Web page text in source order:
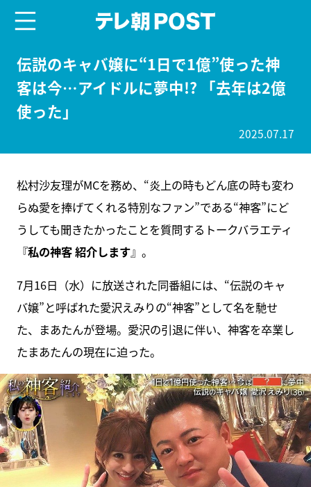
伝説のキャバ嬢に“1日で1億”使った神
客は今…アイドルに夢中!? 「去年は2億
使った」
2025.07.17
松村沙友理がMCを務め、“炎上の時もどん底の時も変わ
らぬ愛を捧げてくれる特別なファン”である“神客”にど
うしても聞きたかったことを質問するトークバラエティ
『私の神客 紹介します』。
7月16日（水）に放送された同番組には、“伝説のキャ
バ嬢”と呼ばれた愛沢えみりの“神客”として名を馳せ
た、まあたんが登場。愛沢の引退に伴い、神客を卒業し
たまあたんの現在に迫った。